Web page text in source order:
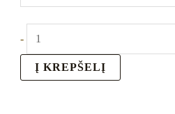
-
Į KREPŠELĮ